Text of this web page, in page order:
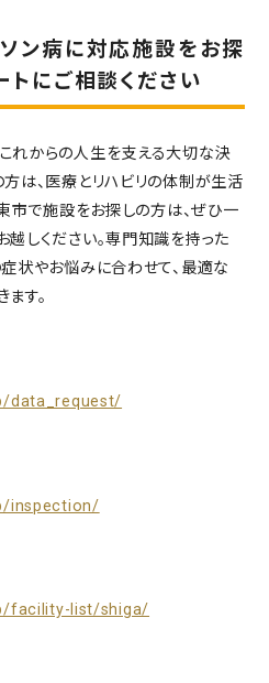
ン病に対応施設をお探
トにご相談ください
れからの人生を支える大切な決
方は、医療とリハビリの体制が生活
市で施設をお探しの方は、ぜひ一
越しください。専門知識を持った
状やお悩みに合わせて、最適な
す。
data_request/
inspection/
facility-list/shiga/